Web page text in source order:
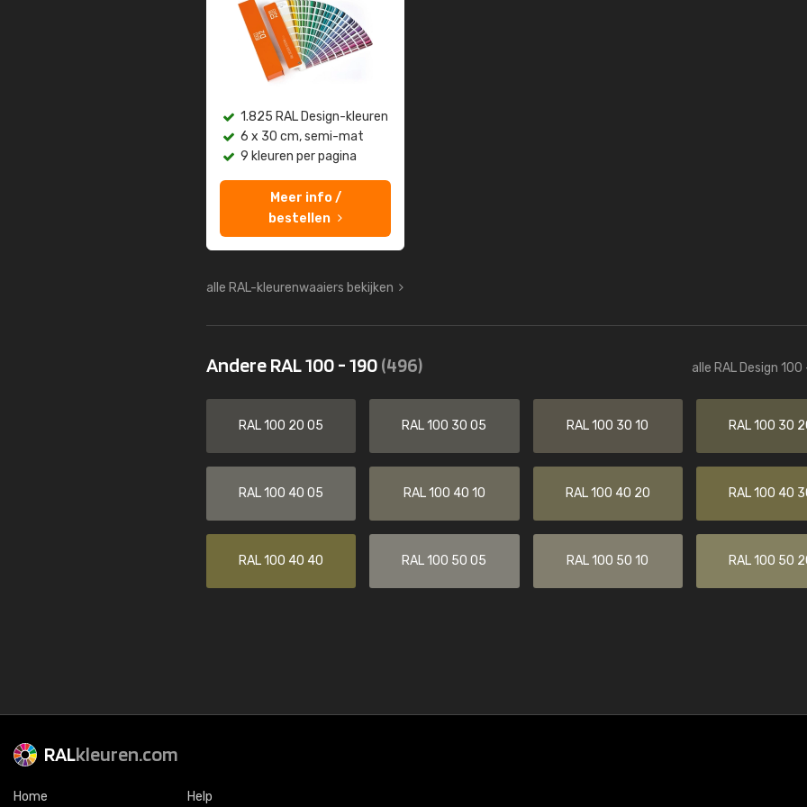
1.825 RAL Design-kleuren
6 x 30 cm, semi-mat
9 kleuren per pagina
Meer info /
bestellen
alle RAL-kleurenwaaiers bekijken
Andere RAL 100 - 190(496) alle RAL Design 100
RAL 100 20 05 RAL 100 30 05 RAL 100 30 10 RAL 100 30
RAL 100 40 05 RAL 100 40 10 RAL 100 40 20 RAL 100 40
RAL 100 40 40 RAL 100 50 05 RAL 100 50 10 RAL 100 50
RALkleuren.com
Home Help